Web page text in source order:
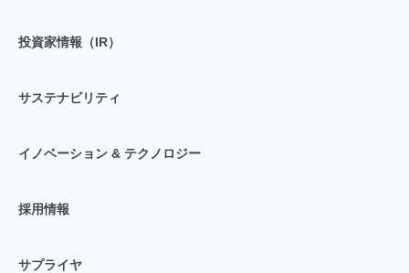
投資家情報（IR）
サステナビリティ
イノベーション & テクノロジー
採用情報
サプライヤ